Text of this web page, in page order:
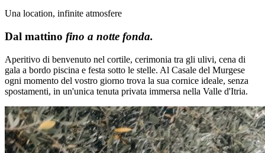
Una location, infinite atmosfere
Dal mattino fino a notte fonda.
Aperitivo di benvenuto nel cortile, cerimonia tra gli ulivi, cena di
gala a bordo piscina e festa sotto le stelle. Al Casale del Murgese
ogni momento del vostro giorno trova la sua cornice ideale, senza
spostamenti, in un'unica tenuta privata immersa nella Valle d'Itria.